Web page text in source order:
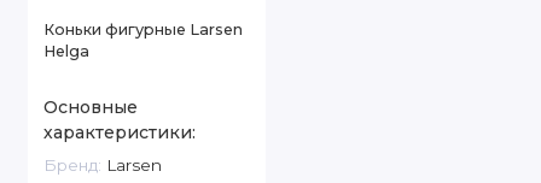
Коньки фигурные Larsen
Helga
Основные
характеристики:
Бренд: Larsen